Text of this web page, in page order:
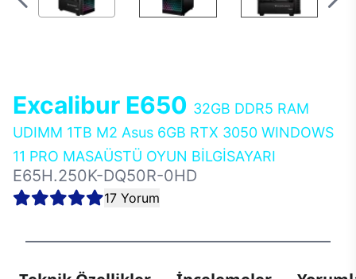
Excalibur E650 32GB DDR5 RAM
UDIMM 1TB M2 Asus 6GB RTX 3050 WINDOWS
11 PRO MASAÜSTÜ OYUN BİLGİSAYARI
E65H.250K-DQ50R-0HD
17 Yorum